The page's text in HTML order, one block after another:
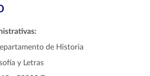
de Historia
y Letras